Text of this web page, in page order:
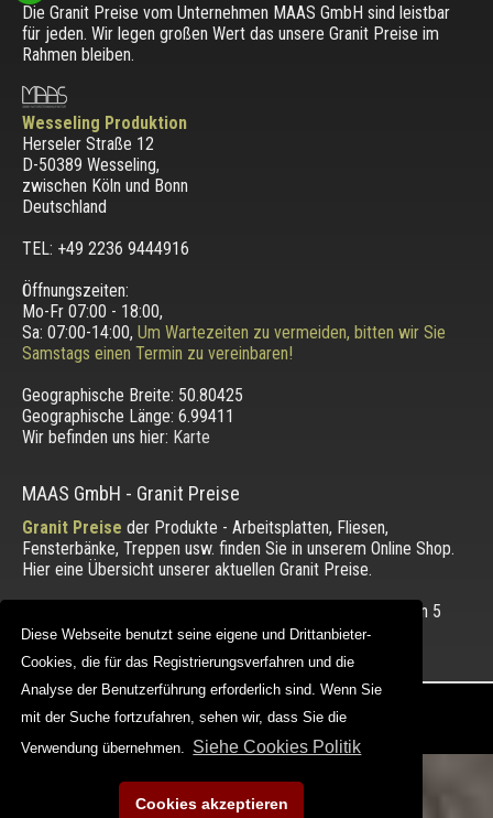
Diese Webseite benutzt seine eigene und Drittanbieter-
Cookies, die für das Registrierungsverfahren und die
Analyse der Benutzerführung erforderlich sind. Wenn Sie
mit der Suche fortzufahren, sehen wir, dass Sie die
Verwendung übernehmen. Siehe Cookies Politik
Cookies akzeptieren
Diese Webseite benutzt seine eigene und Drittanbieter-
Cookies, die für das Registrierungsverfahren und die
Analyse der Benutzerführung erforderlich sind. Wenn Sie
mit der Suche fortzufahren, sehen wir, dass Sie die
Verwendung übernehmen. Siehe Cookies Politik
Cookies akzeptieren
Die Granit Preise vom Unternehmen MAAS GmbH sind leistbar
für jeden. Wir legen großen Wert das unsere Granit Preise im
Rahmen bleiben.
Wesseling Produktion
Herseler Straße 12
D-50389 Wesseling,
zwischen Köln und Bonn
Deutschland
TEL: +49 2236 9444916
Öffnungszeiten:
Mo-Fr 07:00 - 18:00,
Sa: 07:00-14:00, Um Wartezeiten zu vermeiden, bitten wir Sie
Samstags einen Termin zu vereinbaren!
Geographische Breite: 50.80425
Geographische Länge: 6.99411
Wir befinden uns hier: Karte
MAAS GmbH - Granit Preise
Granit Preise der Produkte - Arbeitsplatten, Fliesen,
Fensterbänke, Treppen usw. finden Sie in unserem Online Shop.
Hier eine Übersicht unserer aktuellen Granit Preise.
Die Bewertung unserer Kunden mit einem Durchschnitt von 5
von 5 Punkten.
Copyright © 2012 - 2026 |
Web Design |MAAG-Projekt